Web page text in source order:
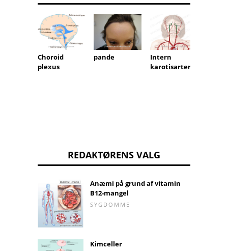
Choroid
plexus
pande
Intern
karotisarterie
REDAKTØRENS VALG
Anæmi på grund af vitamin
B12-mangel
SYGDOMME
Kimceller